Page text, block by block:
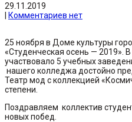
29.11.2019
Комментариев нет
25 ноября в Доме культуры
«Студенческая осень — 2019». В
участвовало 5 учебных
нашего колледжа достойно
Театр мод с коллекцией
степени.
Поздравляем коллектив
новых побед.